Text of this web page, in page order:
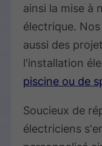
ainsi la mise à
électrique.
aussi des
l'installation
piscine ou de
Soucieux de
électriciens